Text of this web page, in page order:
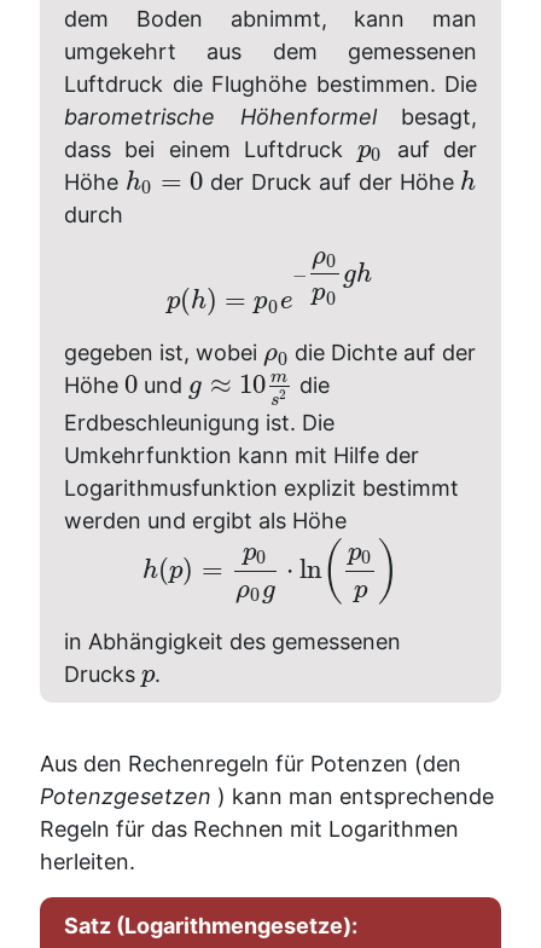
dem Boden abnimmt, kann man
umgekehrt aus dem gemessenen
Luftdruck die Flughöhe bestimmen. Die
barometrische Höhenformelbesagt,
dass bei einem Luftdruck p0
auf der
Höhe h0 = 0 der Druck auf der Höhe h
durch
p(h) = p0e
−
ρ0
p0
gh
gegeben ist, wobei ρ0 die Dichte auf der
Höhe 0 und g ≈ 10 m
s2
die
Erdbeschleunigung ist. Die
Umkehrfunktion kann mit Hilfe der
Logarithmusfunktion explizit bestimmt
werden und ergibt als Höhe
h(p) =
p0
ρ0g
⋅ ln( p0
p )
in Abhängigkeit des gemessenen
Drucks p.
Aus den Rechenregeln für Potenzen (den
Potenzgesetzen ) kann man entsprechende
Regeln für das Rechnen mit Logarithmen
herleiten.
Satz (Logarithmengesetze):